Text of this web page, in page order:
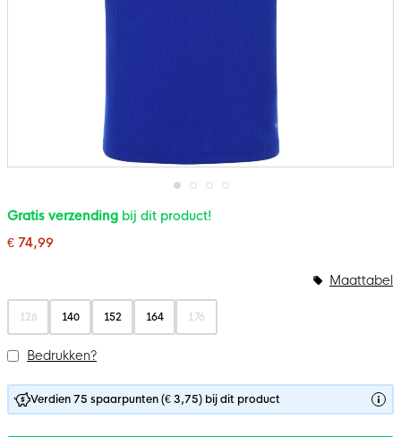
Ga
naar
begin
gallerij
Gratis verzending bij dit product!
€ 74,99
128 140 152 164 176
Maattabel
Bedrukken?
Verdien 75 spaarpunten (€ 3,75) bij dit product